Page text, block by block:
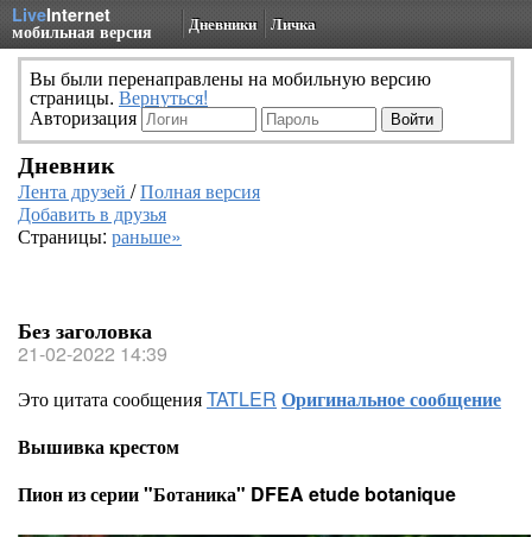
LiveInternet
мобильная версия Дневники Личка
Вы были перенаправлены на мобильную версию
страницы. Вернуться!
Авторизация
Дневник
Лента друзей /Полная версия
Добавить в друзья
Страницы: раньше»
Без заголовка
21-02-2022 14:39
Это цитата сообщенияTATLER Оригинальное сообщение
Вышивка крестом
Пион из серии "Ботаника" DFEA etude botanique